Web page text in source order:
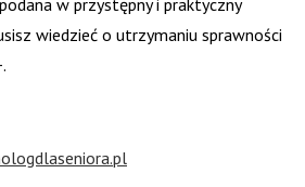
w przystępny i praktyczny
wiedzieć o utrzymaniu sprawności